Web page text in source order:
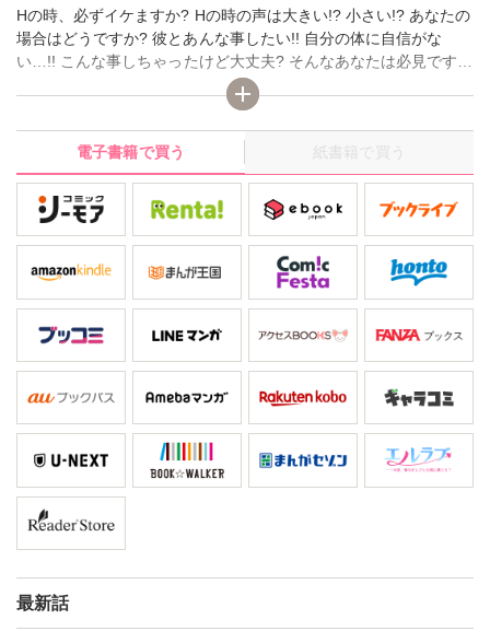
Hの時、必ずイケますか? Hの時の声は大きい!? 小さい!? あなたの
場合はどうですか? 彼とあんな事したい!! 自分の体に自信がな
い…!! こんな事しちゃったけど大丈夫? そんなあなたは必見です!!
あなたと彼の事だから、刺激と安心をお届けします!!
電子書籍で買う 紙書籍で買う
最新話